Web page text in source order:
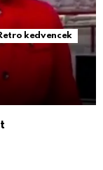
kedvencek